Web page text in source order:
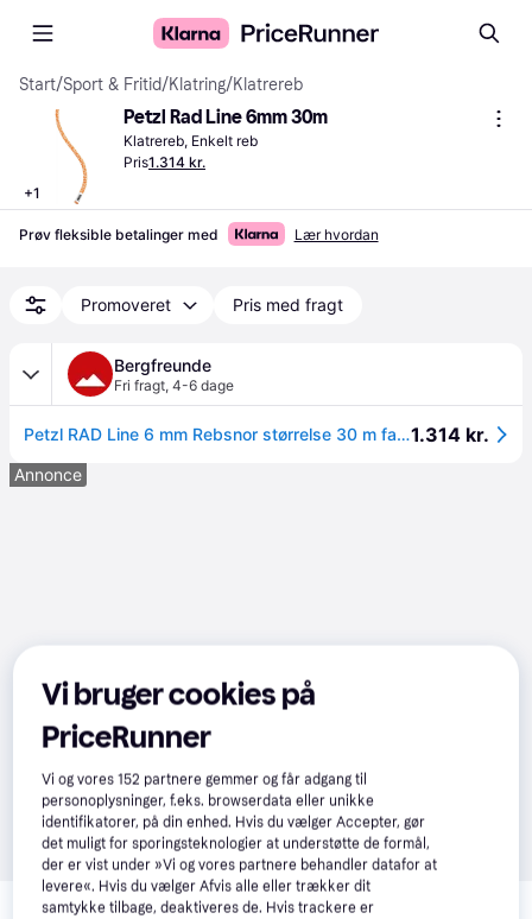
Start/Sport & Fritid/Klatring/Klatrereb
+1
Petzl Rad Line 6mm 30m
Klatrereb, Enkelt reb
Pris1.314 kr.
Prøv fleksible betalinger med Lær hvordan
Promoveret Pris med fragt
Bergfreunde
Fri fragt, 4-6 dage
Petzl RAD Line 6 mm Rebsnor størrelse 30 m farve orange1.314 kr.
Annonce
Relaterede produkter
Vi bruger cookies på
PriceRunner
Vi og vores152 partnere gemmer og får adgang til
personoplysninger, f.eks. browserdata eller unikke
identifikatorer, på din enhed. Hvis du vælger Accepter, gør
det muligt for sporingsteknologier at understøtte de formål,
der er vist under »Vi og vores partnere behandler datafor at
levere«. Hvis du vælger Afvis alle eller trækker dit
samtykke tilbage, deaktiveres de. Hvis trackere er